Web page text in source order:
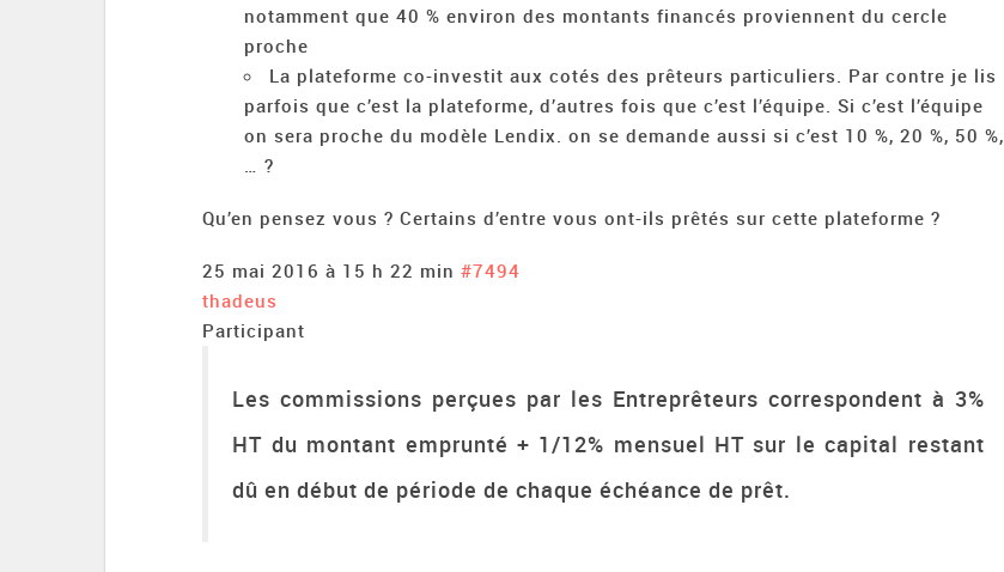
notamment que 40 % environ des montants financés proviennent du cercle
proche
La plateforme co-investit aux cotés des prêteurs particuliers. Par contre je lis
parfois que c’est la plateforme, d’autres fois que c’est l’équipe. Si c’est l’équipe
on sera proche du modèle Lendix. on se demande aussi si c’est 10 %, 20 %, 50 %,
… ?
Qu’en pensez vous ? Certains d’entre vous ont-ils prêtés sur cette plateforme ?
25 mai 2016 à 15 h 22 min #7494
thadeus
Participant
Les commissions perçues par les Entreprêteurs correspondent à 3%
HT du montant emprunté + 1/12% mensuel HT sur le capital restant
dû en début de période de chaque échéance de prêt.